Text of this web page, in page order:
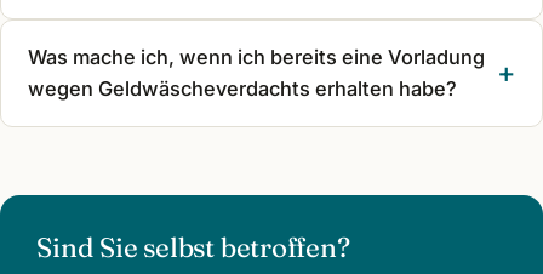
Was mache ich, wenn ich bereits eine Vorladung
wegen Geldwäscheverdachts erhalten habe?
Sind Sie selbst betroffen?